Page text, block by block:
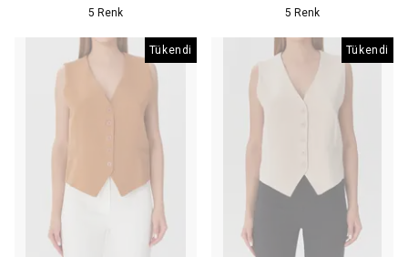
5 Renk 5 Renk
Tükendi Tükendi